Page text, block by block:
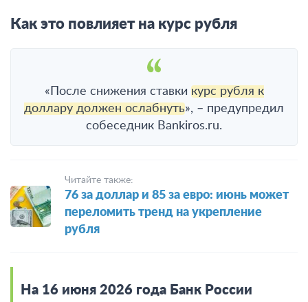
Как это повлияет на курс рубля
«После снижения ставки курс рубля к
доллару должен ослабнуть», – предупредил
собеседник Bankiros.ru.
Читайте также:
76 за доллар и 85 за евро: июнь может
переломить тренд на укрепление
рубля
На 16 июня 2026 года Банк России